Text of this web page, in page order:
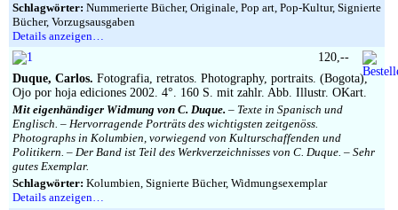
Schlagwörter: Nummerierte Bücher, Originale, Pop art, Pop-Kultur, Signierte
Bücher, Vorzugsausgaben
Details anzeigen…
Duque, Carlos. Fotografia, retratos. Photography, portraits. (Bogota),
Ojo por hoja ediciones 2002. 4°. 160 S. mit zahlr. Abb. Illustr. OKart.
Mit eigenhändiger Widmung von C. Duque. – Texte in Spanisch und
Englisch. – Hervorragende Porträts des wichtigsten zeitgenöss.
Photographs in Kolumbien, vorwiegend von Kulturschaffenden und
Politikern. – Der Band ist Teil des Werkverzeichnisses von C. Duque. – Sehr
gutes Exemplar.
Schlagwörter: Kolumbien, Signierte Bücher, Widmungsexemplar
Details anzeigen…
120,--